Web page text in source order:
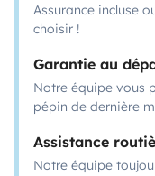
Assurance incluse
choisir !
Garantie au
Notre équipe vous
pépin de dernière
Assistance
Notre équipe